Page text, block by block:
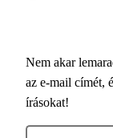
Nem akar
az e-mail címét,
írásokat!